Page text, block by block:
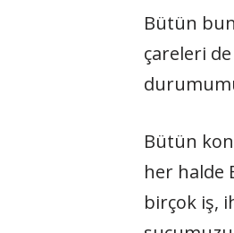
Bütün
çareleri
Bütün
her halde
birçok iş,